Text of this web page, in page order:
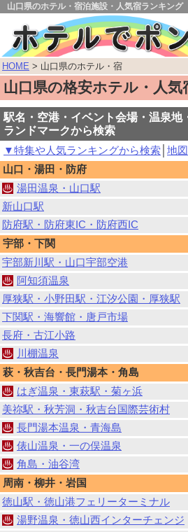
山口県のホテル・宿泊施設・人気宿ランキング
HOME > 山口県のホテル・宿
山口県の格安ホテル・人気
駅名・空港・イベント会場・温泉地
ランドマークから検索
▼特集や人気ランキングから検索
地
山口・湯田・防府
湯田温泉・山口駅
新山口駅
防府駅・防府東IC・防府西IC
宇部・下関
宇部新川駅・山口宇部空港
阿知須温泉
厚狭駅・小野田駅・江汐公園・厚狭駅
下関駅・海響館・唐戸市場
長府・古江小路
川棚温泉
萩・秋吉台・長門湯本・角島
はぎ温泉・東萩駅・菊ヶ浜
美祢駅・秋芳洞・秋吉台国際芸術村
長門湯本温泉・青海島
俵山温泉・一の俣温泉
角島・油谷湾
周南・柳井・岩国
徳山駅・徳山港フェリーターミナル
湯野温泉・徳山西インターチェンジ